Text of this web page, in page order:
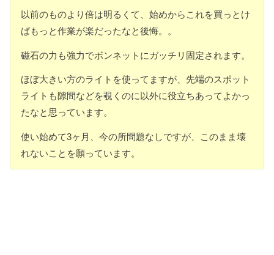
以前のものより倍は明るくて、始めからこれを買っとけ
ばもっと作業が楽だったなと後悔。。
磁石の力も強力でボンネットにガッチリ固定されます。
ほぼ大きい方のライトを使ってますが、先端のスポット
ライトも隙間などを覗くのに以外に役立ちあってよかっ
たなと思っています。
使い始めて3ヶ月、今の所問題なしですが、このまま壊
れないことを願っています。